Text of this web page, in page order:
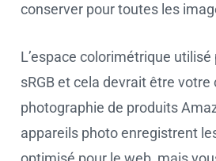
conserver pour toutes les
L’espace colorimétrique
sRGB et cela devrait être votre
photographie de produits
appareils photo enregistrent